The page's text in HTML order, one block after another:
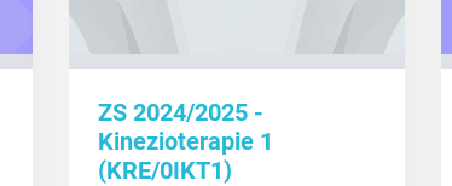
ZS 2024/2025 -
Kinezioterapie 1
(KRE/0IKT1)